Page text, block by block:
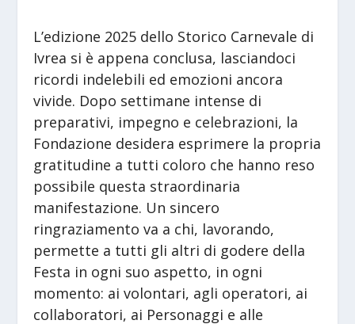
L’edizione 2025 dello Storico Carnevale di
Ivrea si è appena conclusa, lasciandoci
ricordi indelebili ed emozioni ancora
vivide. Dopo settimane intense di
preparativi, impegno e celebrazioni, la
Fondazione desidera esprimere la propria
gratitudine a tutti coloro che hanno reso
possibile questa straordinaria
manifestazione. Un sincero
ringraziamento va a chi, lavorando,
permette a tutti gli altri di godere della
Festa in ogni suo aspetto, in ogni
momento: ai volontari, agli operatori, ai
collaboratori, ai Personaggi e alle